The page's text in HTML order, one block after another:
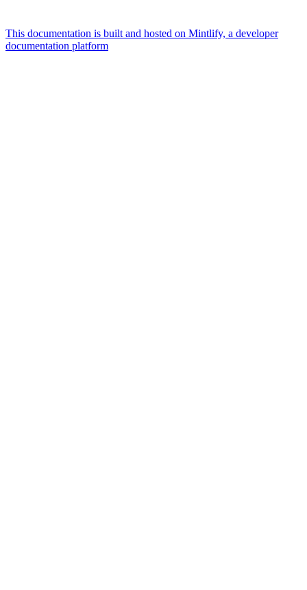
This documentation is built and hosted on Mintlify, a developer
documentation platform